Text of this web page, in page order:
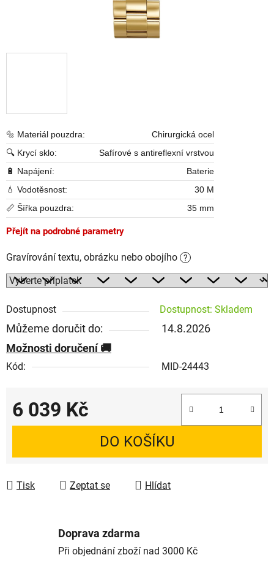
🔩 Materiál pouzdra:
Chirurgická ocel
🔍 Krycí sklo:
Safírové s antireflexní vrstvou
🔋 Napájení:
Baterie
💧 Vodotěsnost:
30 M
📏 Šířka pouzdra:
35 mm
Přejít na podrobné parametry
Gravírování textu, obrázku nebo obojího ?
Dostupnost Dostupnost: Skladem
Můžeme doručit do:
14.8.2026
Možnosti doručení
Kód: MID-24443
6 039 Kč
Měrná cena:
DO KOŠÍKU
Tisk Zeptat se Hlídat
Doprava zdarma
Při objednání zboží nad 3000 Kč